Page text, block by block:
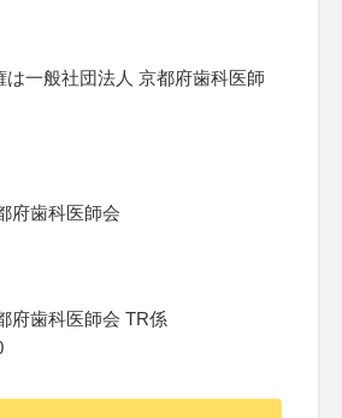
は一般社団法人 京都府歯科医師
府歯科医師会
府歯科医師会 TR係